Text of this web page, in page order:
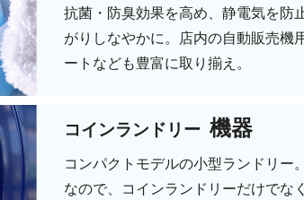
抗菌・防臭効果を高め、静電気を防
がりしなやかに。店内の自動販売機
ートなども豊富に取り揃え。
コインランドリー 機器
コンパクトモデルの小型ランドリー
なので、コインランドリーだけでな